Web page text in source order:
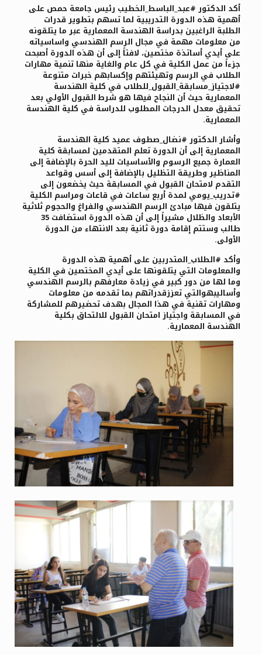
أكد الدكتور #عبد_الباسط_الخطيب رئيس جامعة حمص على
أهمية هذه الدورة التدريبية لما تسهم بتطوير قدرات
‏الطلبة الراغبين بدراسة الهندسة المعمارية عبر ما يتلقونه
من معلومات مهمة في مجال الرسم ‏الهندسي واساسياته
على أيدي أساتذة مختصين، لافتاً إلى أن هذه الدورة أصبحت
جزءاً من عمل الكلية في كل عام والغاية منها تنمية مهارات
‏الطلاب في الرسم وتهيئتهم وإكسابهم خبرات متنوعة
#لاجتياز_مسابقة_القبول_للطلاب في كلية الهندسة
المعمارية حيث أن النجاح فيها هو شرط القبول الأولي بعد
تحقيق معدل الدرجات المطلوب للدراسة في كلية الهندسة
المعمارية.
وأشار الدكتور #نضال_صطوف عميد كلية الهندسة
المعمارية إلى أن الدورة تعلم المتقدمين لمسابقة كلية
العمارة جميع الرسوم والأساسيات لليد الحرة بالإضافة إلى
المناظير وطريقة التظليل بالإضافة إلى أسس وقواعد
التقدم ‏لامتحان القبول في المسابقة حيث يخضعون إلى
#تدريب_يومي لمدة أربع ساعات في قاعات ومراسم الكلية
يتلقون ‏فيها مبادئ الرسم الهندسي والفراغ والحجوم ثلاثية
الأبعاد والظلال مشيراً إلى أن هذه الدورة استضافت 35
طالب وستتم إقامة دورة ثانية بعد الانتهاء من الدورة
الأولى.
وأكد #الطلاب_المتدربين على أهمية هذه الدورة
والمعلومات التي يتلقونها على أيدي المختصين في الكلية
وما لها من دور كبير في زيادة معارفهم بالرسم الهندسي
وأساليبهوالتي تعززقدراتهم بما تقدمه من معلومات
ومهارات تقنية في هذا المجال بهدف تحضيرهم للمشاركة
في المسابقة واجتياز امتحان القبول للالتحاق بكلية
الهندسة المعمارية.